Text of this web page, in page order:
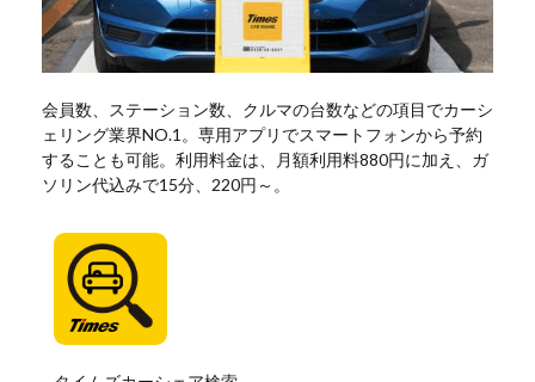
会員数、ステーション数、クルマの台数などの項目でカーシ
ェリング業界NO.1。専用アプリでスマートフォンから予約
することも可能。利用料金は、月額利用料880円に加え、ガ
ソリン代込みで15分、220円～。